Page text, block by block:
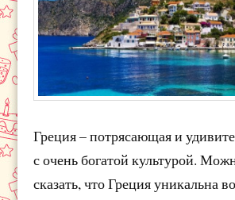
Греция – потрясающая и
с очень богатой культурой.
сказать, что Греция уникальна